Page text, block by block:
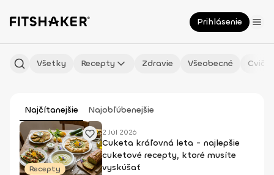
Prihlásenie
Všetky Recepty Zdravie Všeobecné
Najčítanejšie Najobľúbenejšie
Recepty
2 Júl 2026
Cuketa kráľovná leta - najlepšie
cuketové recepty, ktoré musíte
vyskúšať